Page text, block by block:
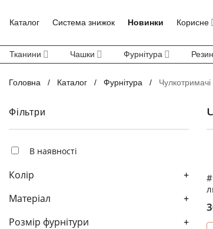
Каталог Система знижок Новинки Корисне
Тканини Чашки Фурнітура
Головна / Каталог / Фурнітура / Чулкотримачі
Фільтри
В наявності
Колір
+
Матеріал
+
Розмір фурнітури
+